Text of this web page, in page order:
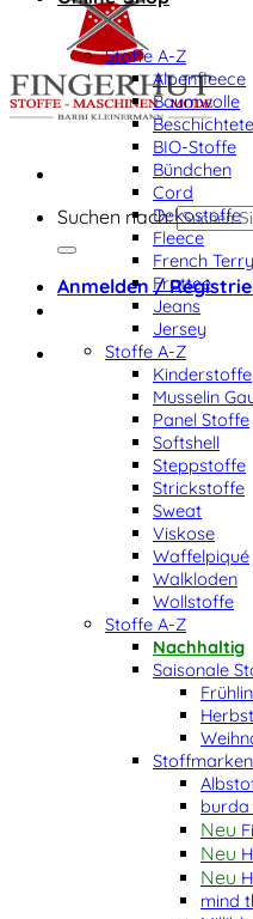
Suchen nach:
Anmelden /
Stoffe A-Z
Alpenfleece
Baumwolle
BIO-Stoffe
Bündchen
Cord
Dekostoffe
Fleece
French Terry
Frottee
Jeans
Jersey
Stoffe A-Z
Kinderstoffe
Musselin
Panel Stoffe
Softshell
Steppstoffe
Strickstoffe
Sweat
Viskose
Waffelpiqué
Walkloden
Wollstoffe
Stoffe A-Z
Nachhaltig
Saisonale
Stoffmarken
burda
mind